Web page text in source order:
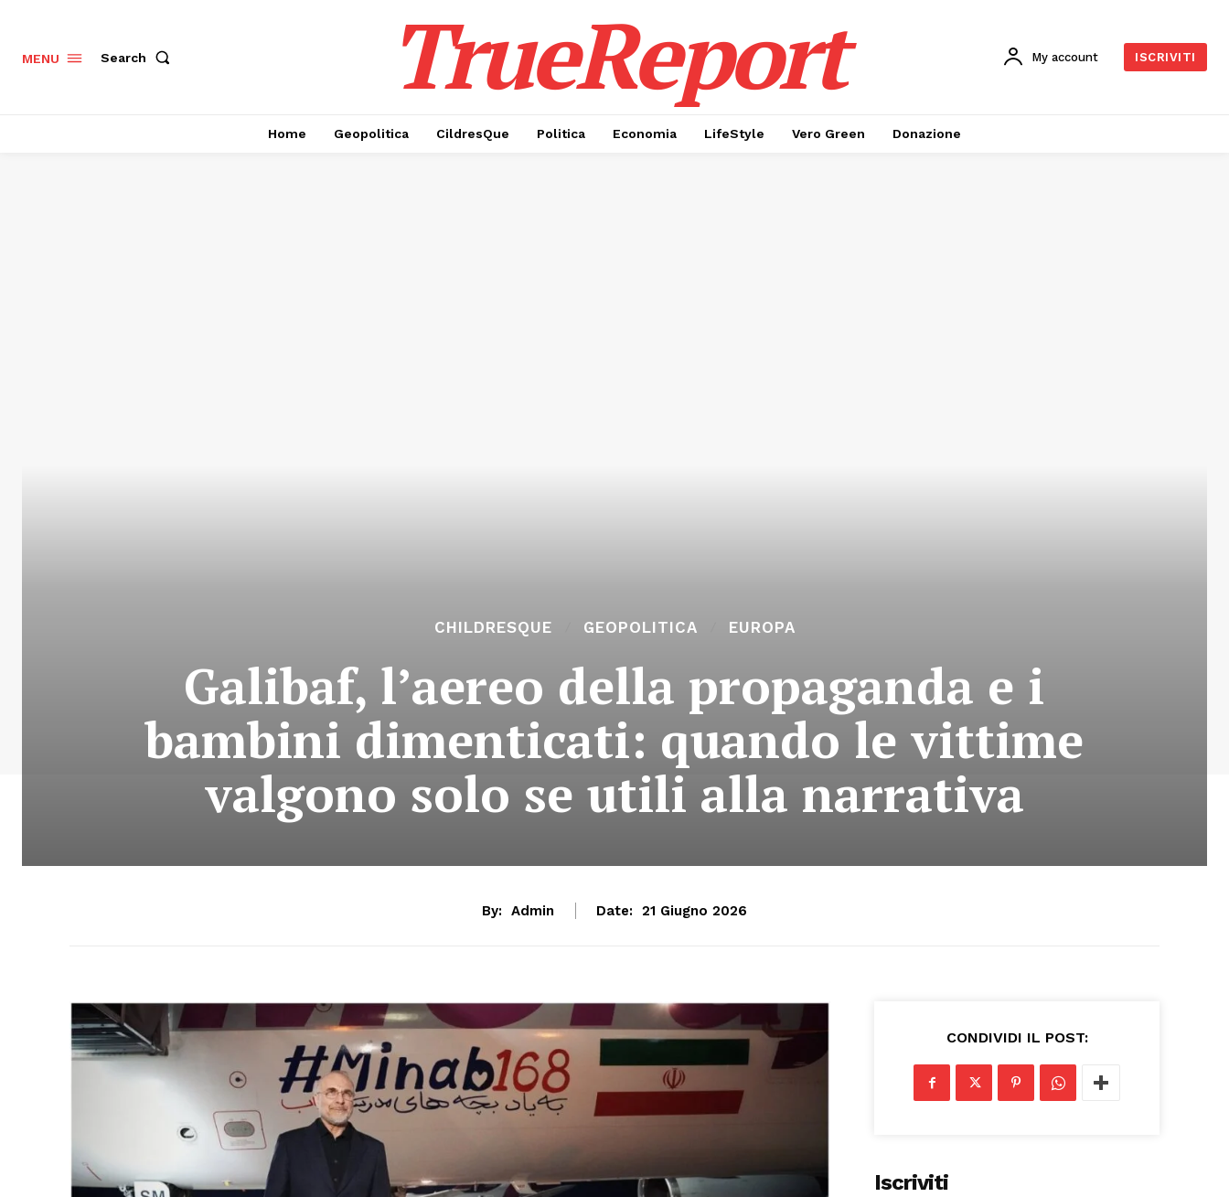
MENU Search TrueReport My account ISCRIVITI
Home Geopolitica CildresQue Politica Economia LifeStyle Vero Green Donazione
CHILDRESQUE GEOPOLITICA EUROPA
Galibaf, l’aereo della propaganda e i
bambini dimenticati: quando le vittime
valgono solo se utili alla narrativa
By: Admin Date: 21 Giugno 2026
CONDIVIDI IL POST:
Iscriviti